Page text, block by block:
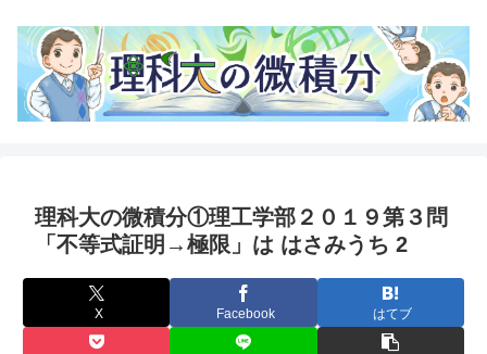
理科大の微積分①理工学部２０１９第３問
「不等式証明→極限」は はさみうち 2
X Facebook はてブ